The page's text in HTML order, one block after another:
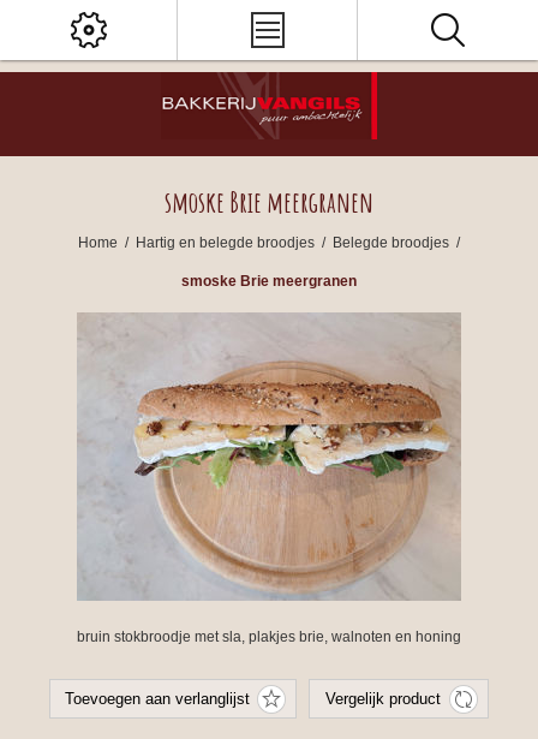
smoske Brie meergranen
Home / Hartig en belegde broodjes / Belegde broodjes /
smoske Brie meergranen
bruin stokbroodje met sla, plakjes brie, walnoten en honing